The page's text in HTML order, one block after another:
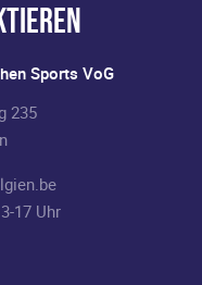
Sports VoG
235
17 Uhr